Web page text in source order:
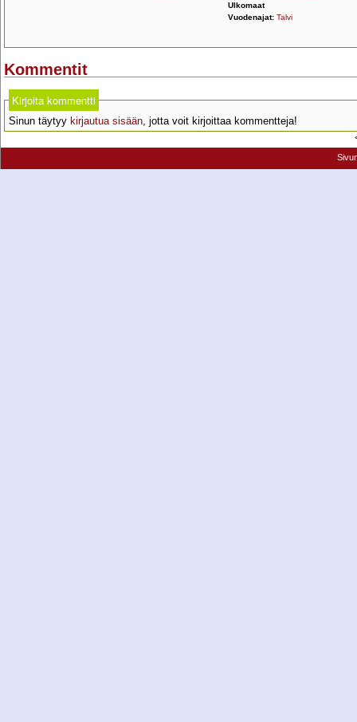
Ulkomaat
Vuodenajat: Talvi
Kommentit
Kirjoita kommentti
Sinun täytyy kirjautua sisään, jotta voit kirjoittaa kommentteja!